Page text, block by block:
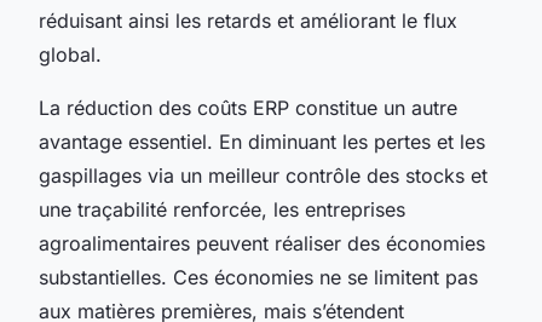
réduisant ainsi les retards et améliorant le flux
global.
La réduction des coûts ERP constitue un autre
avantage essentiel. En diminuant les pertes et les
gaspillages via un meilleur contrôle des stocks et
une traçabilité renforcée, les entreprises
agroalimentaires peuvent réaliser des économies
substantielles. Ces économies ne se limitent pas
aux matières premières, mais s’étendent